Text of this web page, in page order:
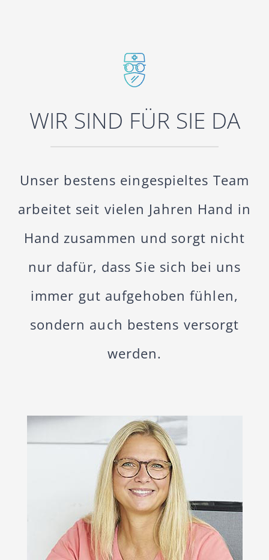
WIR SIND FÜR SIE DA
Unser bestens eingespieltes Team
arbeitet seit vielen Jahren Hand in
Hand zusammen und sorgt nicht
nur dafür, dass Sie sich bei uns
immer gut aufgehoben fühlen,
sondern auch bestens versorgt
werden.